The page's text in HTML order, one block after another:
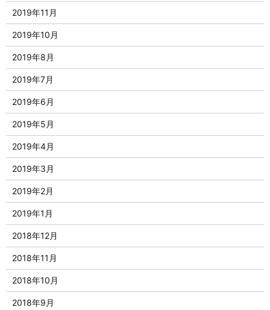
2019年11月
2019年10月
2019年8月
2019年7月
2019年6月
2019年5月
2019年4月
2019年3月
2019年2月
2019年1月
2018年12月
2018年11月
2018年10月
2018年9月